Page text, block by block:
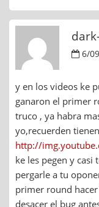
6/
y en los videos ke
ganaron el primer
truco , ya habra
yo,recuerden
http://
ke les pegen y
pergarle a tu
primer round
desacer el bug